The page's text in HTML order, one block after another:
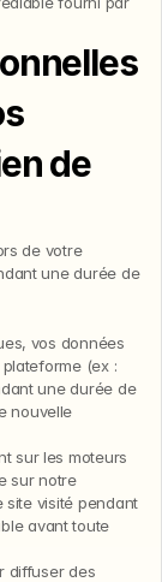
de
de votre
une durée de
vos données
(ex :
une durée de
nouvelle
sur les moteurs
sur notre
site visité pendant
avant toute
diffuser des